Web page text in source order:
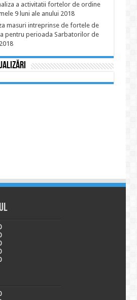
a activitatii fortelor de ordine
9 luni ale anului 2018
masuri intreprinse de fortele de
pentru perioada Sarbatorilor de